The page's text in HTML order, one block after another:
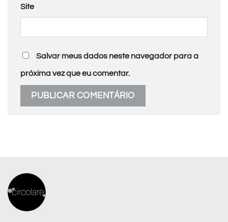
Site
Salvar meus dados neste navegador para a
próxima vez que eu comentar.